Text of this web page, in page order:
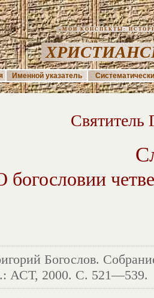
«МОИ КОНСПЕКТЫ:
Именной указатель
Святитель
богословии
Богослов.
АСТ, 2000. С. 521—539.